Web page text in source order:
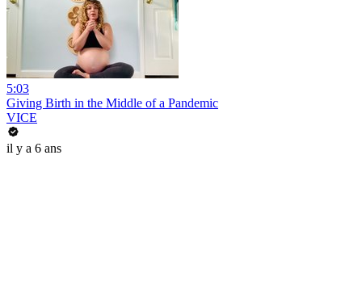
5:03
Giving Birth in the Middle of a Pandemic
VICE
il y a 6 ans